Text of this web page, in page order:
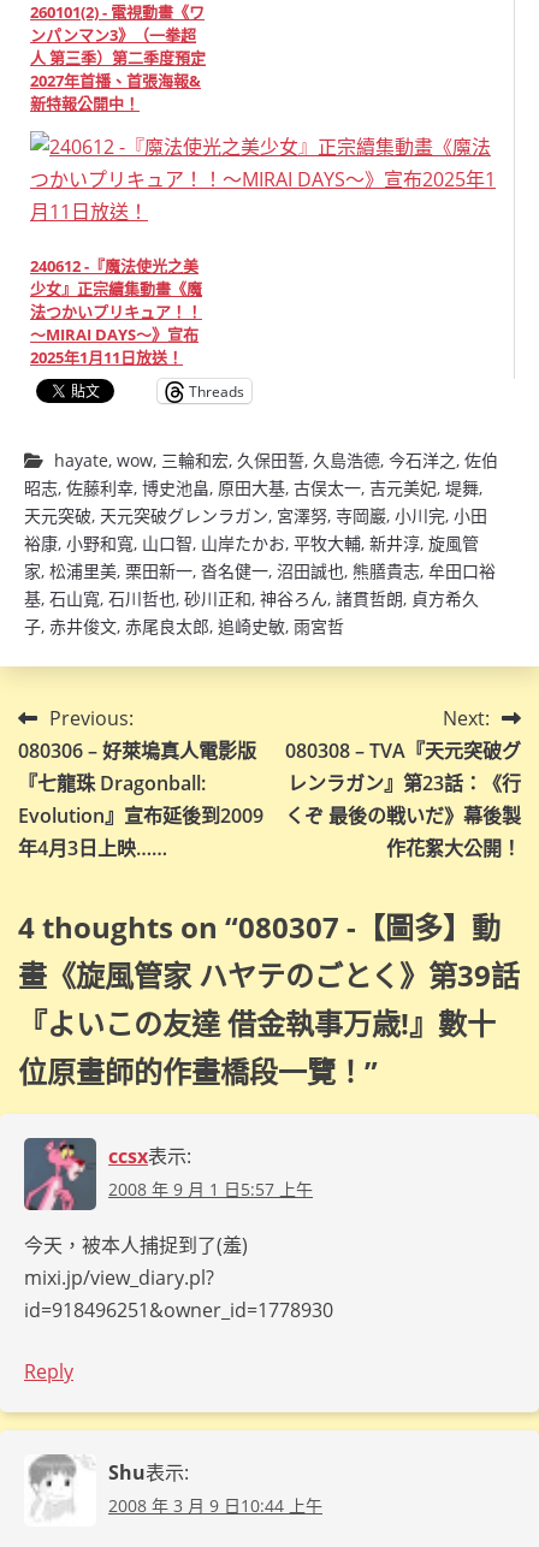
260101(2) - 電視動畫《ワ
ンパンマン3》（一拳超
人 第三季）第二季度預定
2027年首播、首張海報&
新特報公開中！
240612 -『魔法使光之美
少女』正宗續集動畫《魔
法つかいプリキュア！！
～MIRAI DAYS～》宣布
2025年1月11日放送！
Threads
hayate, wow, 三輪和宏, 久保田誓, 久島浩德, 今石洋之, 佐伯
昭志, 佐藤利幸, 博史池畠, 原田大基, 古俣太一, 吉元美妃, 堤舞,
天元突破, 天元突破グレンラガン, 宮澤努, 寺岡巖, 小川完, 小田
裕康, 小野和寬, 山口智, 山岸たかお, 平牧大輔, 新井淳, 旋風管
家, 松浦里美, 栗田新一, 沓名健一, 沼田誠也, 熊膳貴志, 牟田口裕
基, 石山寬, 石川哲也, 砂川正和, 神谷ろん, 諸貫哲朗, 貞方希久
子, 赤井俊文, 赤尾良太郎, 追崎史敏, 雨宮哲
文
章
導
覽
Previous:
080306 – 好萊塢真人電影版
『七龍珠 Dragonball:
Evolution』宣布延後到2009
年4月3日上映……
Next:
080308 – TVA『天元突破グ
レンラガン』第23話：《行
くぞ 最後の戦いだ》幕後製
作花絮大公開！
4 thoughts on “080307 -【圖多】動
畫《旋風管家 ハヤテのごとく》第39話
『よいこの友達 借金執事万歳!』數十
位原畫師的作畫橋段一覽！ ”
ccsx表示:
2008 年 9 月 1 日5:57 上午
今天，被本人捕捉到了(羞)
mixi.jp/view_diary.pl?
id=918496251&owner_id=1778930
Reply
Shu表示:
2008 年 3 月 9 日10:44 上午